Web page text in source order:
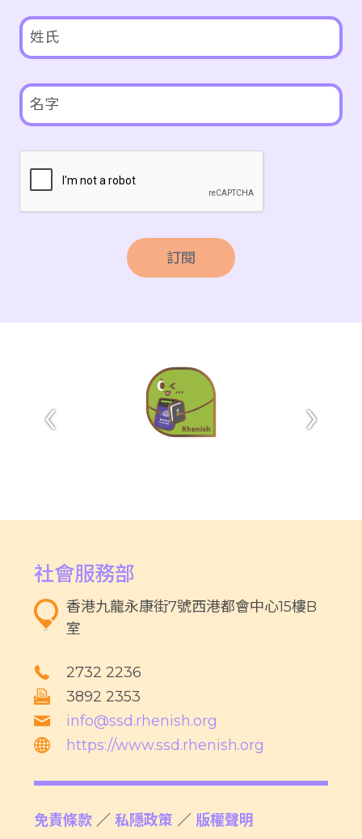
訂閱
‹ ›
社會服務部
香港九龍永康街7號西港都會中心15樓B
室
2732 2236
3892 2353
info@ssd.rhenish.org
https://www.ssd.rhenish.org
免責條款 ／ 私隱政策 ／ 版權聲明